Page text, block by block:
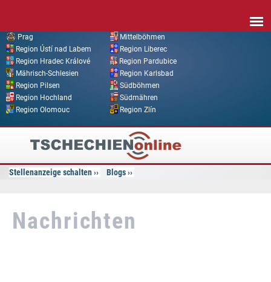
Prag
Mittelböhmen
Region Ústí nad Labem
Region Liberec
Region Hradec Králové
Region Pardubice
Mährisch-Schlesien
Region Karlsbad
Region Pilsen
Südböhmen
Region Hochland
Südmähren
Region Olomouc
Region Zlín
Tschechien
Online
Stellenanzeige schalten Blogs
Nachrichten